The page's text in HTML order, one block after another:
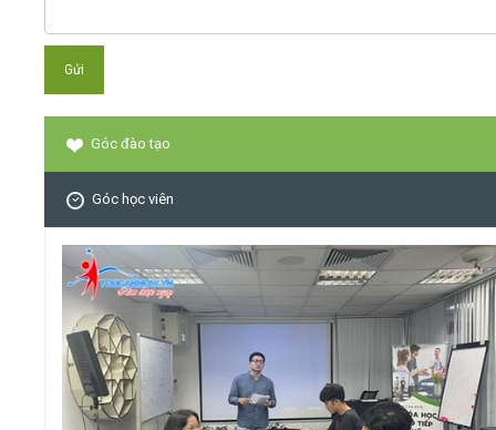
Góc đào tạo
Góc học viên